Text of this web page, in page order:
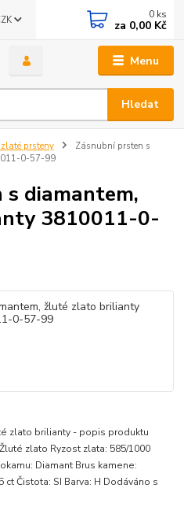
Menu
Hledat
0 ks
za 0,00 Kč
prsteny
Zásnubní prsten s
0-57-99
diamantem,
3810011-0-
zlato brilianty - popis produktu
zlato Ryzost zlata: 585/1000
Diamant Brus kamene:
ct Čistota: SI Barva: H Dodáváno s